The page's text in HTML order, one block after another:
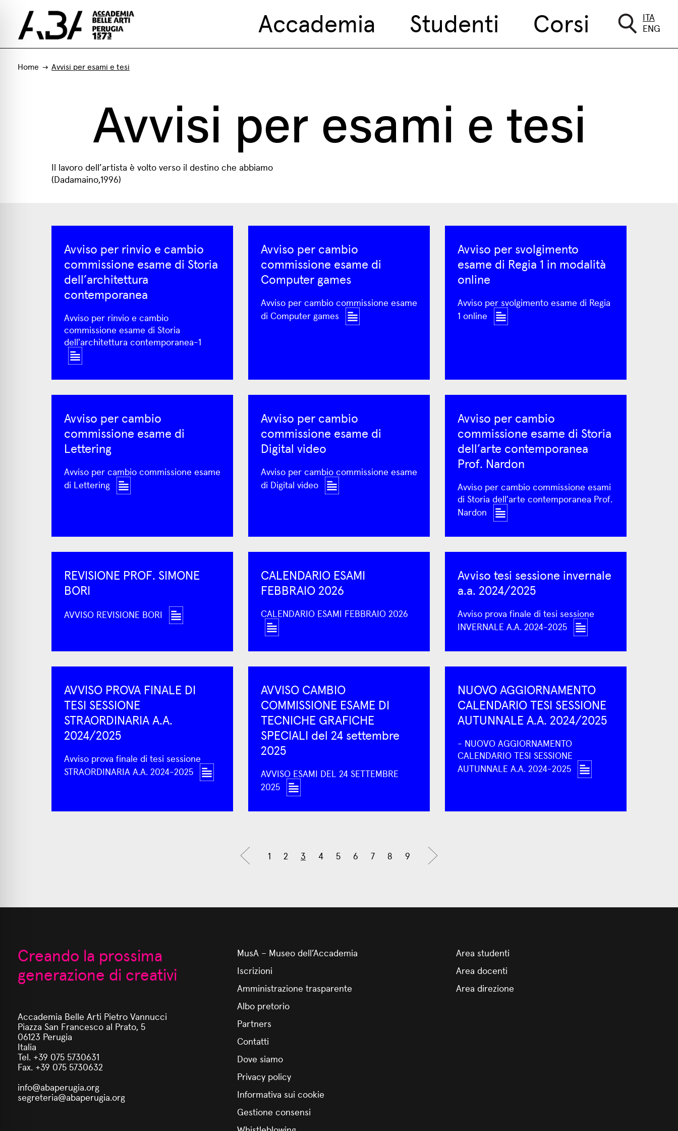
ITA
ENG
Accademia Studenti Corsi
Home Avvisi per esami e tesi
Avvisi per esami e tesi
Il lavoro dell’artista è volto verso il destino che abbiamo
(Dadamaino,1996)
Avviso per rinvio e cambio
commissione esame di Storia
dell’architettura
contemporanea
Avviso per rinvio e cambio
commissione esame di Storia
dell'architettura contemporanea-1
Avviso per cambio
commissione esame di
Computer games
Avviso per cambio commissione esame
di Computer games
Avviso per svolgimento
esame di Regia 1 in modalità
online
Avviso per svolgimento esame di Regia
1 online
Avviso per cambio
commissione esame di
Lettering
Avviso per cambio commissione esame
di Lettering
Avviso per cambio
commissione esame di
Digital video
Avviso per cambio commissione esame
di Digital video
Avviso per cambio
commissione esame di Storia
dell’arte contemporanea
Prof. Nardon
Avviso per cambio commissione esami
di Storia dell'arte contemporanea Prof.
Nardon
REVISIONE PROF. SIMONE
BORI
AVVISO REVISIONE BORI
CALENDARIO ESAMI
FEBBRAIO 2026
CALENDARIO ESAMI FEBBRAIO 2026
Avviso tesi sessione invernale
a.a. 2024/2025
Avviso prova finale di tesi sessione
INVERNALE A.A. 2024-2025
AVVISO PROVA FINALE DI
TESI SESSIONE
STRAORDINARIA A.A.
2024/2025
Avviso prova finale di tesi sessione
STRAORDINARIA A.A. 2024-2025
AVVISO CAMBIO
COMMISSIONE ESAME DI
TECNICHE GRAFICHE
SPECIALI del 24 settembre
2025
AVVISO ESAMI DEL 24 SETTEMBRE
2025
NUOVO AGGIORNAMENTO
CALENDARIO TESI SESSIONE
AUTUNNALE A.A. 2024/2025
- NUOVO AGGIORNAMENTO
CALENDARIO TESI SESSIONE
AUTUNNALE A.A. 2024-2025
1 2 3 4 5 6 7 8 9
Creando la prossima
generazione di creativi
Accademia Belle Arti Pietro Vannucci
Piazza San Francesco al Prato, 5
06123 Perugia
Italia
Tel. +39 075 5730631
Fax. +39 075 5730632
info@abaperugia.org
segreteria@abaperugia.org
MusA – Museo dell’Accademia
Iscrizioni
Amministrazione trasparente
Albo pretorio
Partners
Contatti
Dove siamo
Privacy policy
Informativa sui cookie
Gestione consensi
Area studenti
Area docenti
Area direzione